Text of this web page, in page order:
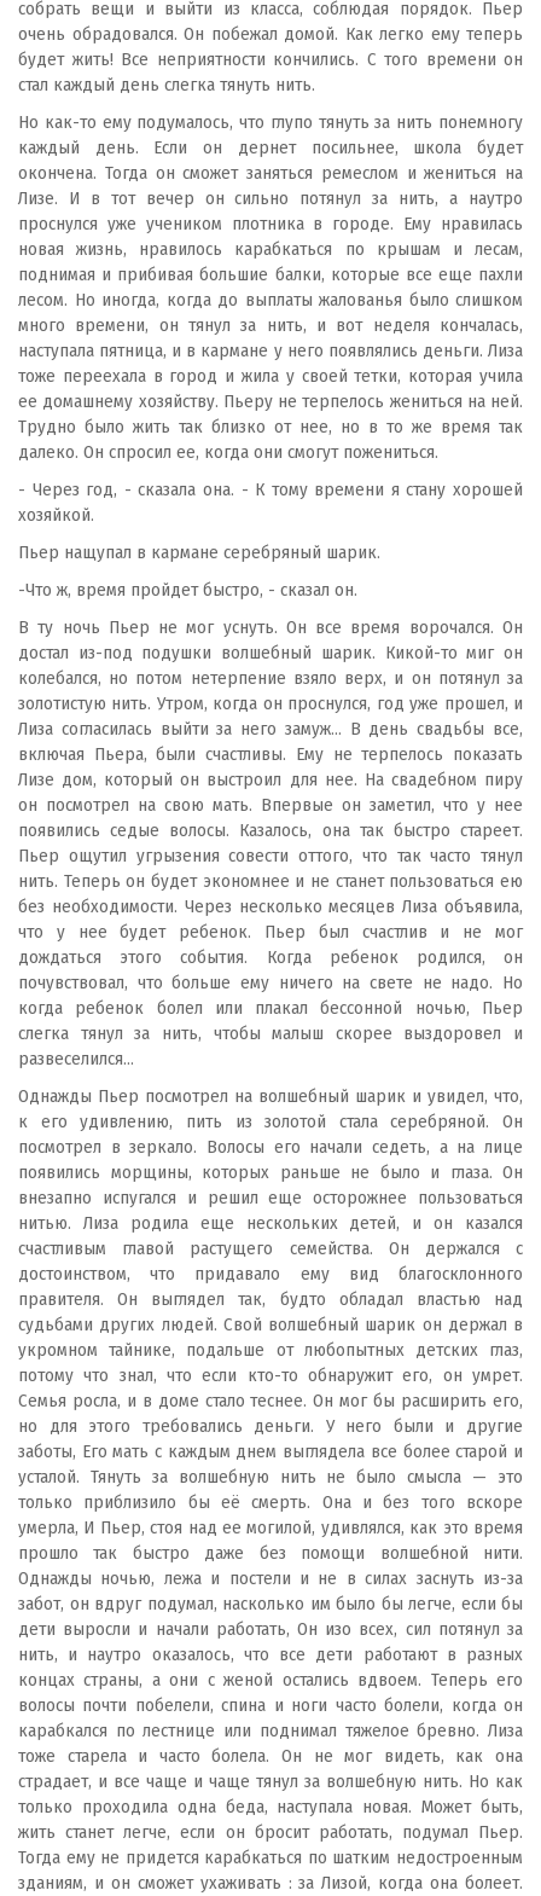
собрать вещи и выйти из класса, соблюдая порядок. Пьер
очень обрадовался. Он побежал домой. Как легко ему теперь
будет жить! Все неприятности кончились. С того времени он
стал каждый день слегка тянуть нить.
Но как-то ему подумалось, что глупо тянуть за нить понемногу
каждый день. Если он дернет посильнее, школа будет
окончена. Тогда он сможет заняться ремеслом и жениться на
Лизе. И в тот вечер он сильно потянул за нить, а наутро
проснулся уже учеником плотника в городе. Ему нравилась
новая жизнь, нравилось карабкаться по крышам и лесам,
поднимая и прибивая большие балки, которые все еще пахли
лесом. Но иногда, когда до выплаты жалованья было слишком
много времени, он тянул за нить, и вот неделя кончалась,
наступала пятница, и в кармане у него появлялись деньги. Лиза
тоже переехала в город и жила у своей тетки, которая учила
ее домашнему хозяйству. Пьеру не терпелось жениться на ней.
Трудно было жить так близко от нее, но в то же время так
далеко. Он спросил ее, когда они смогут пожениться.
- Через год, - сказала она. - К тому времени я стану хорошей
хозяйкой.
Пьер нащупал в кармане серебряный шарик.
-Что ж, время пройдет быстро, - сказал он.
В ту ночь Пьер не мог уснуть. Он все время ворочался. Он
достал из-под подушки волшебный шарик. Кикой-то миг он
колебался, но потом нетерпение взяло верх, и он потянул за
золотистую нить. Утром, когда он проснулся, год уже прошел, и
Лиза согласилась выйти за него замуж... В день свадьбы все,
включая Пьера, были счастливы. Ему не терпелось показать
Лизе дом, который он выстроил для нее. На свадебном пиру
он посмотрел на свою мать. Впервые он заметил, что у нее
появились седые волосы. Казалось, она так быстро стареет.
Пьер ощутил угрызения совести оттого, что так часто тянул
нить. Теперь он будет экономнее и не станет пользоваться ею
без необходимости. Через несколько месяцев Лиза объявила,
что у нее будет ребенок. Пьер был счастлив и не мог
дождаться этого события. Когда ребенок родился, он
почувствовал, что больше ему ничего на свете не надо. Но
когда ребенок болел или плакал бессонной ночью, Пьер
слегка тянул за нить, чтобы малыш скорее выздоровел и
развеселился...
Однажды Пьер посмотрел на волшебный шарик и увидел, что,
к его удивлению, пить из золотой стала серебряной. Он
посмотрел в зеркало. Волосы его начали седеть, а на лице
появились морщины, которых раньше не было и глаза. Он
внезапно испугался и решил еще осторожнее пользоваться
нитью. Лиза родила еще нескольких детей, и он казался
счастливым главой растущего семейства. Он держался с
достоинством, что придавало ему вид благосклонного
правителя. Он выглядел так, будто обладал властью над
судьбами других людей. Свой волшебный шарик он держал в
укромном тайнике, подальше от любопытных детских глаз,
потому что знал, что если кто-то обнаружит его, он умрет.
Семья росла, и в доме стало теснее. Он мог бы расширить его,
но для этого требовались деньги. У него были и другие
заботы, Его мать с каждым днем выглядела все более старой и
усталой. Тянуть за волшебную нить не было смысла — это
только приблизило бы её смерть. Она и без того вскоре
умерла, И Пьер, стоя над ее могилой, удивлялся, как это время
прошло так быстро даже без помощи волшебной нити.
Однажды ночью, лежа и постели и не в силах заснуть из-за
забот, он вдруг подумал, насколько им было бы легче, если бы
дети выросли и начали работать, Он изо всех, сил потянул за
нить, и наутро оказалось, что все дети работают в разных
концах страны, а они с женой остались вдвоем. Теперь его
волосы почти побелели, спина и ноги часто болели, когда он
карабкался по лестнице или поднимал тяжелое бревно. Лиза
тоже старела и часто болела. Он не мог видеть, как она
страдает, и все чаще и чаще тянул за волшебную нить. Но как
только проходила одна беда, наступала новая. Может быть,
жить станет легче, если он бросит работать, подумал Пьер.
Тогда ему не придется карабкаться по шатким недостроенным
зданиям, и он сможет ухаживать : за Лизой, когда она болеет.